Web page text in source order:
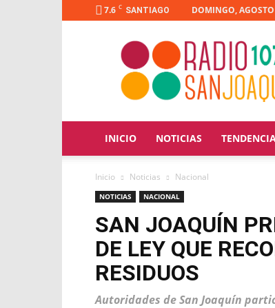
7.6 C SANTIAGO DOMINGO,
Radio
Joaquín
INICIO NOTICIAS
Inicio Noticias Nacional
NOTICIAS NACIONAL
SAN JOAQUÍN
DE LEY QUE
RESIDUOS
Autoridades de San Joaquín